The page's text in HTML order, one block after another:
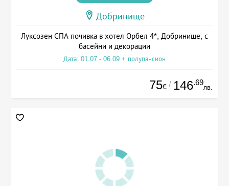
Добринище
Луксозен СПА почивка в хотел Орбел 4*, Добринище, с
басейни и декорации
Дата: 01.07 - 06.09 + полупансион
75€ / 146.69
лв.